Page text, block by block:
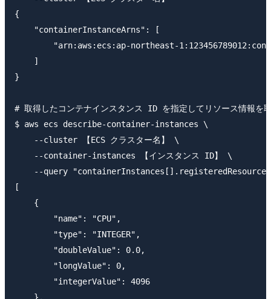
{
    "containerInstanceArns": [
"arn:aws:ecs:ap-northeast-
    ]
}
# 取得したコンテナインスタンス ID を指定してリソース情報を
$ aws ecs describe-container-instances \
    --cluster 【ECS クラスター名】 \
    --container-instances 【インスタンス ID】 \
--query
[
    {
        "name": "CPU",
        "type": "INTEGER",
        "doubleValue": 0.0,
        "longValue": 0,
        "integerValue": 4096